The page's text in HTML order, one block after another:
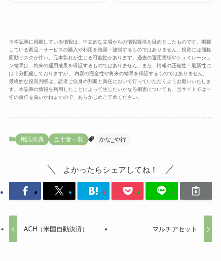
※本記事に掲載している情報は、中立的な立場からの情報提供を目的としたものです。掲載
している商品・サービスの購入や利用を推奨・強制するものではありません。投資には価格
変動リスクが伴い、元本割れが生じる可能性があります。過去の運用実績やシュミレーショ
ン結果は、将来の運用成果を保証するものではありません。また、情報の正確性・最新性に
は十分配慮しておりますが、 内容の完全性や将来の結果を保証するものではありません。
最終的な投資判断は、読者ご自身の判断と責任において行っていただくようお願いいたしま
す。本記事の情報を利用したことによって生じたいかなる損害についても、当サイトでは一
切の責任を負いかねますので、あらかじめご了承ください。
用語辞典 五十音一覧 かな_や行
よかったらシェアしてね！
ACH（米国自動決済） マルチアセット